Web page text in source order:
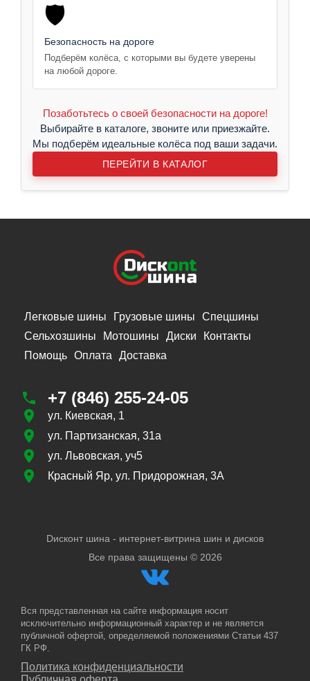
🛡️
Безопасность на дороге
Подберём колёса, с которыми вы будете уверены
на любой дороге.
Позаботьтесь о своей безопасности на дороге!
Выбирайте в каталоге, звоните или приезжайте.
Мы подберём идеальные колёса под ваши задачи.
ПЕРЕЙТИ В КАТАЛОГ
Легковые шины Грузовые шины
Спецшины
Сельхозшины
Мотошины Диски
Контакты
Помощь Оплата Доставка
+7 (846) 255-24-05
ул. Киевская, 1
ул. Партизанская, 31а
ул. Львовская, уч5
Красный Яр, ул. Придорожная, 3А
Dисконт шина - интернет-витрина шин и дисков
Все права защищены © 2026
Вся представленная на сайте информация носит
исключительно информационный характер и не является
публичной офертой, определяемой положениями Статьи 437
ГК РФ.
Политика конфиденциальности